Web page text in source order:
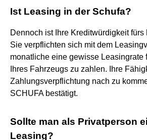
Ist Leasing in der Schufa?
Dennoch ist Ihre Kreditwürdigkeit
Sie verpflichten sich mit dem
monatliche eine gewisse Leasingrate
Ihres Fahrzeugs zu zahlen. Ihre
Zahlungsverpflichtung nach zu
SCHUFA bestätigt.
Sollte man als Privatperson
Leasing?